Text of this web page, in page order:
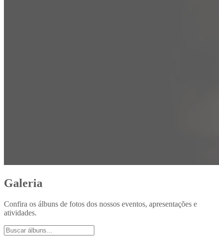
Galeria
Confira os álbuns de fotos dos nossos eventos, apresentações e
atividades.